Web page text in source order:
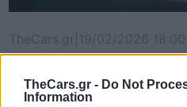
TheCars.gr - Do Not
Information
ηλεκτρικό